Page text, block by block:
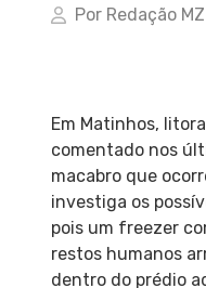
Por Redação MZ
Em Matinhos,
comentado nos
macabro que
investiga os
pois um freezer
restos humanos
dentro do prédio